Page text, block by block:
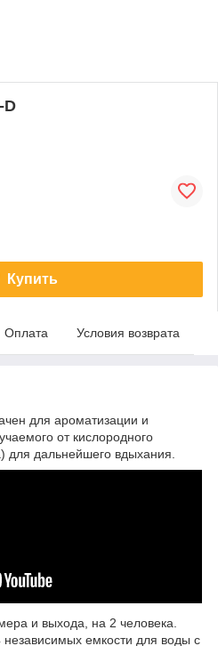
D
Купить
Оплата Условия возврата
для ароматизации и
от кислородного
для дальнейшего вдыхания.
и выхода, на 2 человека.
емкости для воды с